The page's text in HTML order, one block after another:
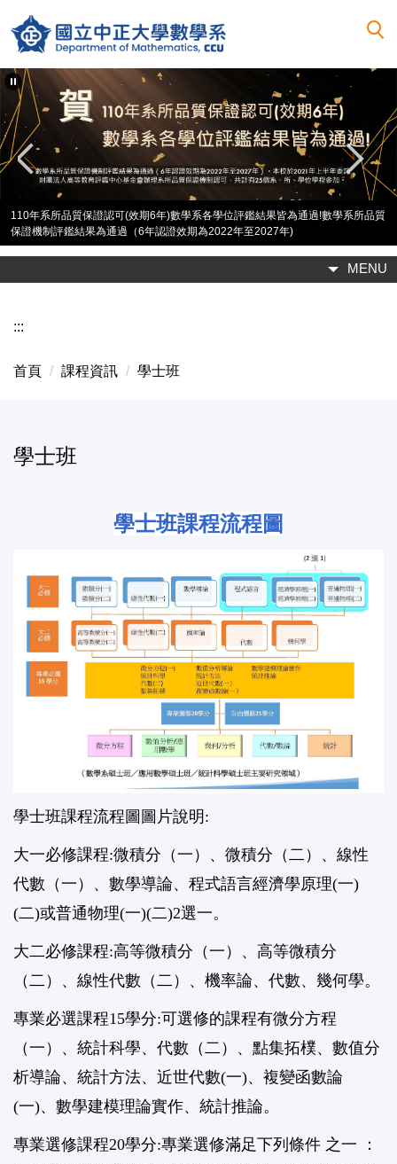
到
主
要
內
容
區
110年系所品質保證認可(效期6年)數學系各學位評鑑結果皆為通過!數學系所品質
保證機制評鑑結果為通過（6年認證效期為2022年至2027年)
MENU
:::
首頁 課程資訊 學士班
學士班
學士班課程流程圖
學士班課程流程圖圖片說明:
大一必修課程:微積分（一）、微積分（二）、線性
代數（一）、數學導論、程式語言經濟學原理(一)
(二)或普通物理(一)(二)2選一。
大二必修課程:高等微積分（一）、高等微積分
（二）、線性代數（二）、機率論、代數、幾何學。
專業必選課程15學分:可選修的課程有微分方程
（一）、統計科學、代數（二）、點集拓樸、數值分
析導論、統計方法、近世代數(一)、複變函數論
(一)、數學建模理論實作、統計推論。
專業選修課程20學分:專業選修滿足下列條件 之一 ：